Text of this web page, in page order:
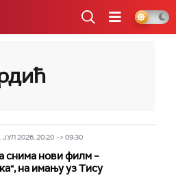
2026, 20:20 -> 09:30
снима нови филм –
на имању уз Тису